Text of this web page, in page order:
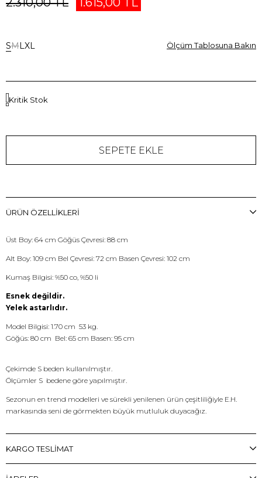
SMLXL Ölçüm Tablosuna Bakın
Kritik Stok
ÜRÜN ÖZELLIKLERI
Üst Boy: 64 cm Göğüs Çevresi: 88 cm
Alt Boy: 109 cm Bel Çevresi: 72 cm Basen Çevresi: 102 cm
Kumaş Bilgisi: %50 co, %50 li
Esnek değildir.
Yelek astarlıdır.
Model Bilgisi: 1.70 cm 53 kg.
Göğüs: 80 cm Bel: 65 cm Basen: 95 cm
Çekimde S beden kullanılmıştır.
Ölçümler S bedene göre yapılmıştır.
Sezonun en trend modelleri ve sürekli yenilenen ürün çeşitliliğiyle E.H.
markasında seni de görmekten büyük mutluluk duyacağız.
KARGO TESLİMAT